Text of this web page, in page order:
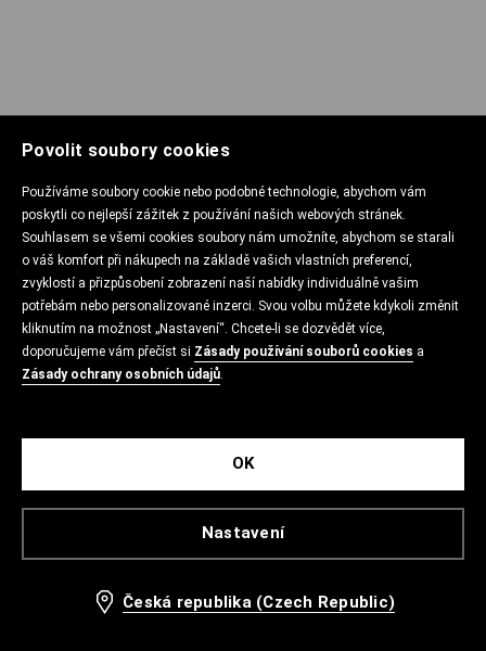
Povolit soubory cookies
Používáme soubory cookie nebo podobné technologie, abychom vám
poskytli co nejlepší zážitek z používání našich webových stránek.
Souhlasem se všemi cookies soubory nám umožníte, abychom se starali
o váš komfort při nákupech na základě vašich vlastních preferencí,
zvyklostí a přizpůsobení zobrazení naší nabídky individuálně vašim
potřebám nebo personalizované inzerci. Svou volbu můžete kdykoli změnit
kliknutím na možnost „Nastavení“. Chcete-li se dozvědět více,
doporučujeme vám přečíst si Zásady používání souborů cookies a
Zásady ochrany osobních údajů.
Nastavení
OK
Česká republika (Czech Republic)